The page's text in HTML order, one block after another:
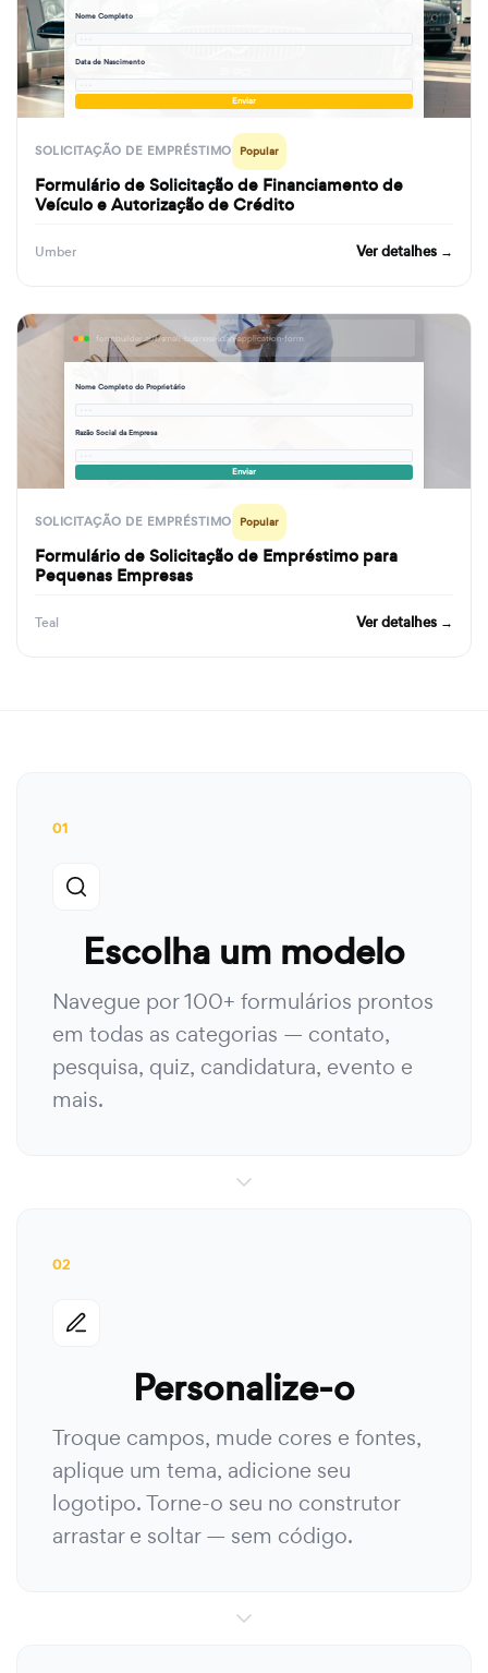
Nome Completo
Data de Nascimento
Enviar
SOLICITAÇÃO DE EMPRÉSTIMO Popular
Formulário de Solicitação de Financiamento de
Veículo e Autorização de Crédito
Umber Ver detalhes →
formbuilder.ai/f/small-business-loan-application-form
Nome Completo do Proprietário
Razão Social da Empresa
Enviar
SOLICITAÇÃO DE EMPRÉSTIMO Popular
Formulário de Solicitação de Empréstimo para
Pequenas Empresas
Teal Ver detalhes →
01
Escolha um modelo
Navegue por 100+ formulários prontos
em todas as categorias — contato,
pesquisa, quiz, candidatura, evento e
mais.
02
Personalize-o
Troque campos, mude cores e fontes,
aplique um tema, adicione seu
logotipo. Torne-o seu no construtor
arrastar e soltar — sem código.